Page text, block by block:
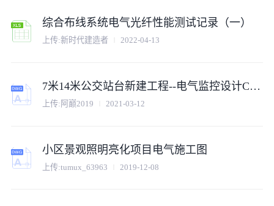
综合布线系统电气光纤性能测试记录（一）
上传:新时代建造者 2022-04-13
7米14米公交站台新建工程--电气监控设计CAD图
上传:阿巅2019 2021-03-12
小区景观照明亮化项目电气施工图
上传:tumux_63963 2019-12-08